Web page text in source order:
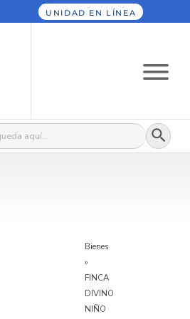
UNIDAD EN LÍNEA
Botón
Bienes
»
FINCA
DIVINO
NIÑO